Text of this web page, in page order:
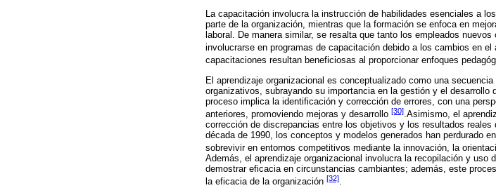
La capacitación involucra la instrucción de habilidades esenciales a
parte de la organización, mientras que la formación se enfoca en
laboral. De manera similar, se resalta que tanto los empleados
involucrarse en programas de capacitación debido a los cambios en
capacitaciones resultan beneficiosas al proporcionar enfoques
El aprendizaje organizacional es conceptualizado como una
organizativos, subrayando su importancia en la gestión y el
proceso implica la identificación y corrección de errores, con una
anteriores, promoviendo mejoras y desarrollo [30] .Asimismo, el
corrección de discrepancias entre los objetivos y los resultados
década de 1990, los conceptos y modelos generados han perdurado
sobrevivir en entornos competitivos mediante la innovación, la
Además, el aprendizaje organizacional involucra la recopilación y uso
demostrar eficacia en circunstancias cambiantes; además, este
la eficacia de la organización [32].